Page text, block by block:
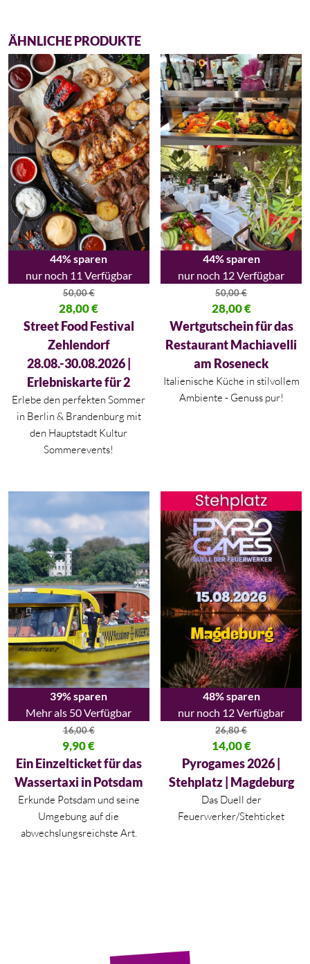
ÄHNLICHE PRODUKTE
44% sparen
nur noch 11 Verfügbar
50,00€
Ursprünglicher Preis war: 50,00 €
28,00€
Aktueller Preis ist: 28,00 €.
Street Food Festival
Zehlendorf
28.08.-30.08.2026 |
Erlebniskarte für 2
Erlebe den perfekten Sommer
in Berlin & Brandenburg mit
den Hauptstadt Kultur
Sommerevents!
44% sparen
nur noch 12 Verfügbar
50,00€
Ursprünglicher Preis war:
28,00€
Aktueller Preis ist: 28,00 €.
Wertgutschein für das
Restaurant Machiavelli
am Roseneck
Italienische Küche in stilvollem
Ambiente - Genuss pur!
39% sparen
Mehr als 50 Verfügbar
16,00€
Ursprünglicher Preis war: 16,00 €
9,90€
Aktueller Preis ist: 9,90 €.
Ein Einzelticket für das
Wassertaxi in Potsdam
Erkunde Potsdam und seine
Umgebung auf die
abwechslungsreichste Art.
48% sparen
nur noch 12 Verfügbar
26,80€
Ursprünglicher Preis war:
14,00€
Aktueller Preis ist: 14,00 €.
Pyrogames 2026 |
Stehplatz | Magdeburg
Das Duell der
Feuerwerker/Stehticket